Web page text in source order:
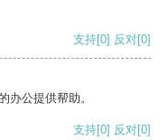
支持[0] 反对[0]
办公提供帮助。
支持[0] 反对[0]